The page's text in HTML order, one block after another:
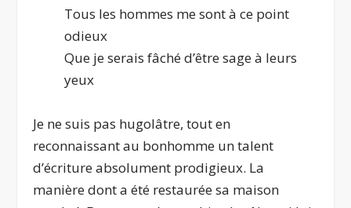
Tous les hommes me sont à ce point
odieux
Que je serais fâché d’être sage à leurs
yeux
Je ne suis pas hugolâtre, tout en
reconnaissant au bonhomme un talent
d’écriture absolument prodigieux. La
manière dont a été restaurée sa maison